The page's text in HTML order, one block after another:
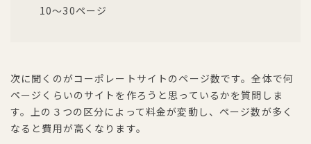
10〜30ページ
次に聞くのがコーポレートサイトのページ数です。全体で何
ページくらいのサイトを作ろうと思っているかを質問しま
す。上の３つの区分によって料金が変動し、ページ数が多く
なると費用が高くなります。